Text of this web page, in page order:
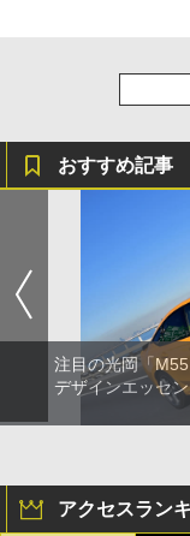
おすすめ記事
注目の光岡「
デザインエッセ
アクセスラン